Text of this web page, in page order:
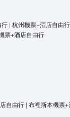
行 | 杭州機票+酒店自由行
票+酒店自由行
自由行 | 布裡斯本機票